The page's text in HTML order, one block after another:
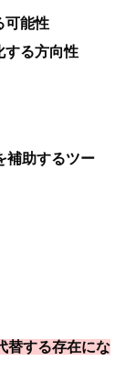
可能性
する方向性
補助するツー
替する存在にな